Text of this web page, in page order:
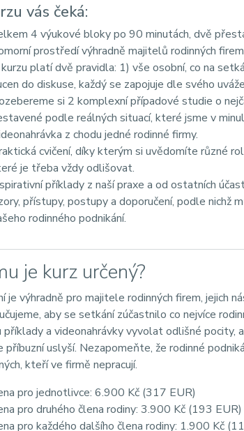
vás čeká:
4 výukové bloky po 90 minutách, dvě
prostředí výhradně majitelů rodinných
platí dvě pravidla: 1) vše osobní, co na
do diskuse, každý se zapojuje dle svého
si 2 komplexní případové studie o
podle reálných situací, které jsme v
z chodu jedné rodinné firmy.
cvičení, díky kterým si uvědomíte různé
je třeba vždy odlišovat.
příklady z naší praxe a od ostatních
přístupy, postupy a doporučení, podle
rodinného podnikání.
je kurz určený?
je výhradně pro majitele rodinných firem, jejich
aby se setkání zúčastnilo co nejvíce
příklady a videonahrávky vyvolat odlišné pocity,
příbuzní uslyší. Nezapomeňte, že rodinné
kteří ve firmě nepracují.
pro jednotlivce: 6.900 Kč (317 EUR)
pro druhého člena rodiny: 3.900 Kč (193 EUR)
pro každého dalšího člena rodiny: 1.900 Kč